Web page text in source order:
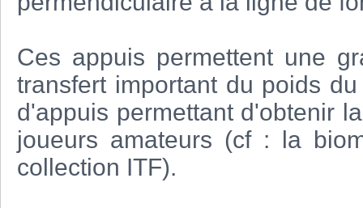
Ces appuis permettent une
transfert important du poids
d'appuis permettant d'obtenir
joueurs amateurs (cf : la
collection ITF).